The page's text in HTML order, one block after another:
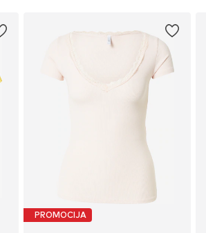
PROMOCIJA